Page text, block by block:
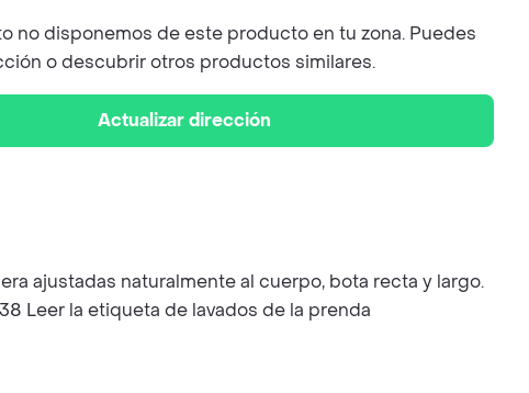
no disponemos de este producto en tu zona. Puedes
o descubrir otros productos similares.
Actualizar dirección
ajustadas naturalmente al cuerpo, bota recta y largo.
Leer la etiqueta de lavados de la prenda